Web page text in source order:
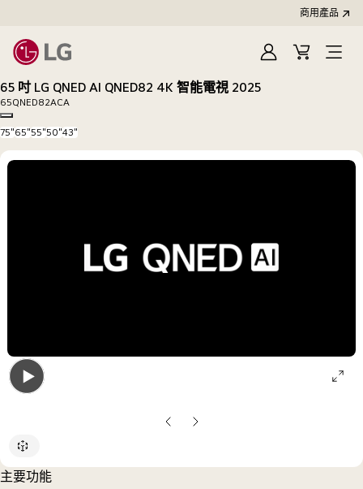
商用產品
登
購
65 吋 LG QNED AI QNED82 4K 智能電視 2025
65QNED82ACA
Copy model name
75"65"55"50"43"
上
張
下
張
主要功能